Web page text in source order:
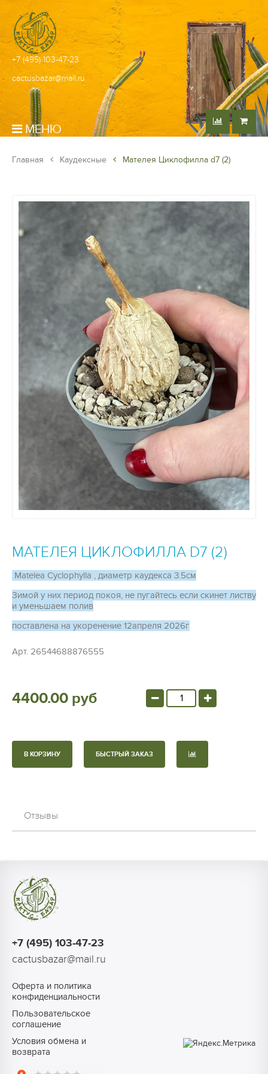
+7 (495) 103-47-23
cactusbazar@mail.ru
МЕНЮ
Главная Каудексные Мателея Циклофилла d7 (2)
МАТЕЛЕЯ ЦИКЛОФИЛЛА D7 (2)
Matelea Cyclophylla , диаметр каудекса 3.5см
Зимой у них период покоя, не пугайтесь если скинет листву
и уменьшаем полив
поставлена на укоренение 12апреля 2026г
Арт. 26544688876555
4400.00 руб
В КОРЗИНУ БЫСТРЫЙ ЗАКАЗ
Отзывы
+7 (495) 103-47-23
cactusbazar@mail.ru
Оферта и политика
конфиденциальности
Пользовательское
соглашение
Условия обмена и
возврата